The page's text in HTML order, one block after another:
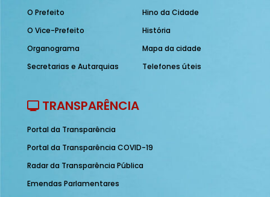
O Prefeito
O Vice-Prefeito
Organograma
Secretarias e Autarquias
Hino da Cidade
História
Mapa da cidade
Telefones úteis
TRANSPARÊNCIA
Portal da Transparência
Portal da Transparência COVID-19
Radar da Transparência Pública
Emendas Parlamentares